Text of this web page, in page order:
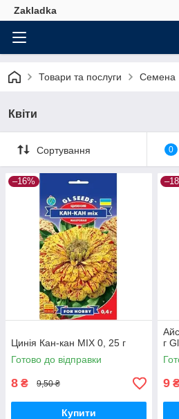
Zakladka
Товари та послуги Семена
Квіти
Сортування 0
–16%
Цинія Кан-кан МІХ 0, 25 г
Готово до відправки
8 ₴ 9,50 ₴
Купити
г
9